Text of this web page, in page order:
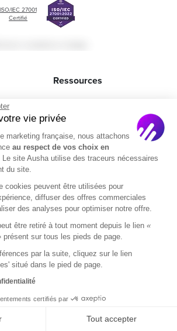
ISO/IEC 27001
Certifié
Ressources
Académie
Créer un podcast
PodWars
Agence Podcast
Formateur Podcast
LinkedIn
vie privée
marketing française, nous attachons
au respect de vos choix en
Le site Ausha utilise des traceurs nécessaires
du site.
cookies peuvent être utilisées pour
diffuser des offres commerciales
des analyses pour optimiser notre offre.
être retiré à tout moment depuis le lien «
présent sur tous les pieds de page.
par la suite, cliquez sur le lien
situé dans le pied de page.
certifiés par
Tout accepter